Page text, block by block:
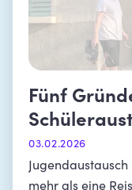
Fünf
03.02.2026
mehr als eine